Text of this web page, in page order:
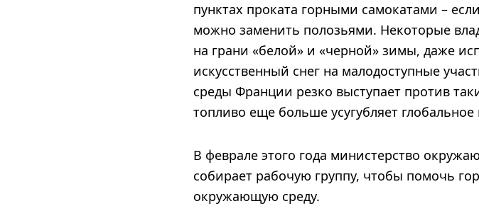
пунктах проката горными самокатами –
можно заменить полозьями. Некоторые
на грани «белой» и «черной» зимы, даже
искусственный снег на малодоступные
среды Франции резко выступает против
топливо еще больше усугубляет глобальное
В феврале этого года министерство
собирает рабочую группу, чтобы помочь
окружающую среду.